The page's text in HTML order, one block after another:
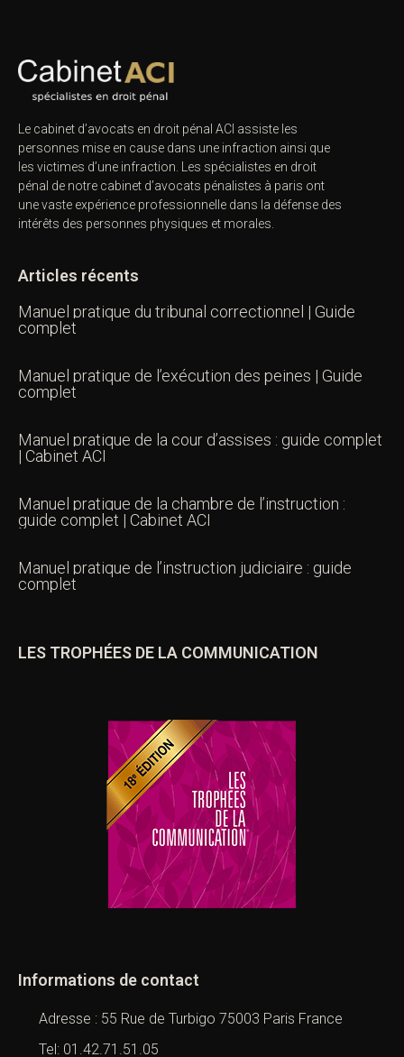
Le cabinet d’avocats en droit pénal ACI assiste les
personnes mise en cause dans une infraction ainsi que
les victimes d’une infraction. Les spécialistes en droit
pénal de notre cabinet d’avocats pénalistes à paris ont
une vaste expérience professionnelle dans la défense des
intérêts des personnes physiques et morales.
Articles récents
Manuel pratique du tribunal correctionnel | Guide
complet
Manuel pratique de l’exécution des peines | Guide
complet
Manuel pratique de la cour d’assises : guide complet
| Cabinet ACI
Manuel pratique de la chambre de l’instruction :
guide complet | Cabinet ACI
Manuel pratique de l’instruction judiciaire : guide
complet
LES TROPHÉES DE LA COMMUNICATION
Informations de contact
Adresse : 55 Rue de Turbigo 75003 Paris France
Tel: 01.42.71.51.05